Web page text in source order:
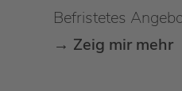
Befristetes
→ Zeig mir mehr